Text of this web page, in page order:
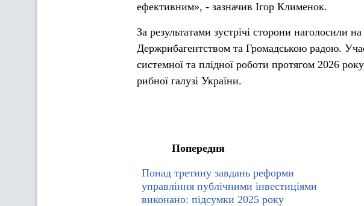
ефективним», - зазначив Ігор Клименок.
За результатами зустрічі сторони наголосили
Держрибагентством та Громадською радою.
системної та плідної роботи протягом 2026
рибної галузі України.
Попередня
Понад третину завдань реформи
управління публічними інвестиціями
виконано: підсумки 2025 року